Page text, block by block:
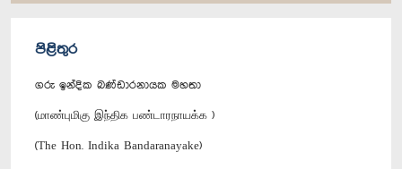
පිළිතුර
ගරු ඉන්දික බණ්ඩාරනායක මහතා
(மாண்புமிகு இந்திக பண்டாரநாயக்க )
(The Hon. Indika Bandaranayake)